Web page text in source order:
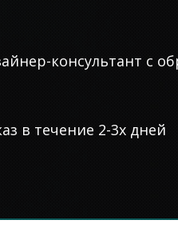
консультант с
в течение 2-3х дней